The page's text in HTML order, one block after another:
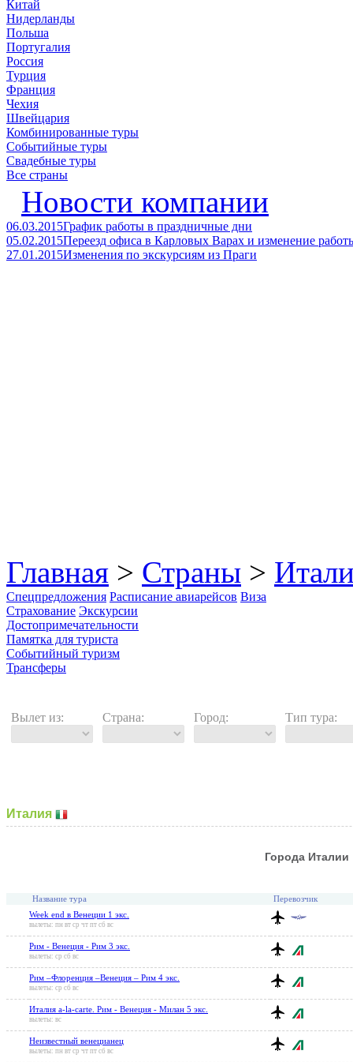
Китай
Нидерланды
Польша
Португалия
Россия
Турция
Франция
Чехия
Швейцария
Комбинированные туры
Событийные туры
Свадебные туры
Все страны
Новости компании
06.03.2015График работы в праздничные дни
05.02.2015Переезд офиса в Карловых Варах и изменение
27.01.2015Изменения по экскурсиям из Праги
Главная > Страны >
Спецпредложения Расписание авиарейсов Виза
Страхование Экскурсии
Достопримечательности
Памятка для туриста
Событийный туризм
Трансферы
Вылет из: Страна: Город: Тип тура:
Италия
Города Италии
Название тура Перевозчик
Week end в Венеции 1 экс.
вылеты: пн вт ср чт пт сб вс
Рим - Венеция - Рим 3 экс.
вылеты: ср сб вс
Рим –Флоренция –Венеция – Рим 4 экс.
вылеты: ср сб вс
Италия a-la-carte. Рим - Венеция - Милан 5 экс.
вылеты: вс
Неизвестный венецианец
вылеты: пн вт ср чт пт сб вс